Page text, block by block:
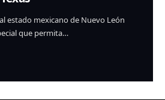
estado mexicano de Nuevo León
que permita…